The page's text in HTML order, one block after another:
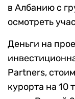
в Албанию с
осмотреть
Деньги на
Partners,
курорта на 10